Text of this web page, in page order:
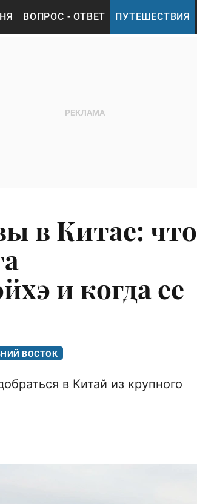
ВОПРОС - ОТВЕТ ПУТЕШЕСТВИЯ
в Китае: что
и когда ее
ВОСТОК
в Китай из крупного